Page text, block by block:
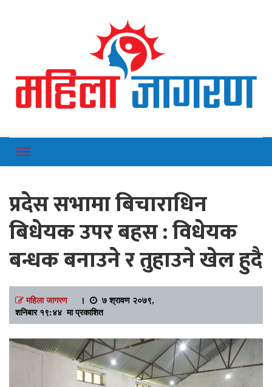
Mahilajagaran
प्रदेस सभामा बिचाराधिन
बिधेयक उपर बहस : विधेयक
बन्धक बनाउने र तुहाउने खेल हुदै
महिला जागरण।
७ श्रावण २०७९,
शनिबार १९:४४ मा प्रकाशित